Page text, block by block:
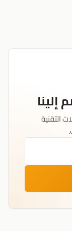
التقنية